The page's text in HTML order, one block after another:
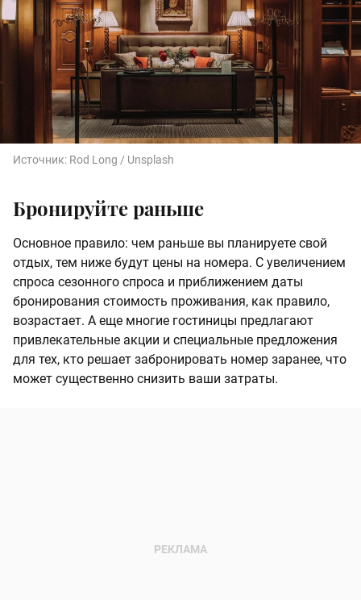
Источник: Rod Long / Unsplash
Бронируйте раньше
Основное правило: чем раньше вы планируете свой
отдых, тем ниже будут цены на номера. С увеличением
спроса сезонного спроса и приближением даты
бронирования стоимость проживания, как правило,
возрастает. А еще многие гостиницы предлагают
привлекательные акции и специальные предложения
для тех, кто решает забронировать номер заранее, что
может существенно снизить ваши затраты.